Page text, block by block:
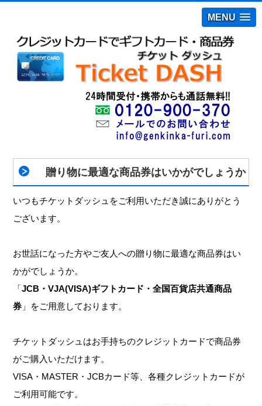
MENU
贈り物に最適な商品券はいかがでしょうか
いつもチケットダッシュをご利用いただき誠にありがとう
ございます。
お世話になった方やご友人への贈り物に最適な商品券はい
かがでしょうか。
「JCB・VJA(VISA)ギフトカード・全国百貨店共通商品
券 」をご用意しております。
チケットダッシュはお手持ちのクレジットカードで商品券
がご購入いただけます。
VISA・MASTER・JCBカード等、各種クレジットカードが
ご利用可能です。